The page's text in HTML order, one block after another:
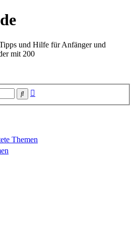
und Hilfe für Anfänger und
mit 200
Suche
Themen